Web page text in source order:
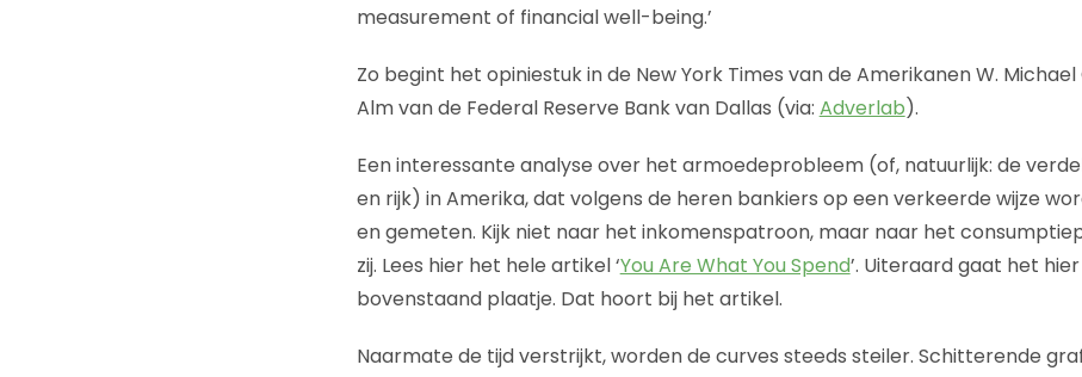
measurement of financial well-being.’
Zo begint het opiniestuk in de New York Times van de Amerikanen W. Michael
Alm van de Federal Reserve Bank van Dallas (via: Adverlab).
Een interessante analyse over het armoedeprobleem (of, natuurlijk: de
en rijk) in Amerika, dat volgens de heren bankiers op een verkeerde wijze
en gemeten. Kijk niet naar het inkomenspatroon, maar naar het
zij. Lees hier het hele artikel ‘You Are What You Spend’. Uiteraard gaat het
bovenstaand plaatje. Dat hoort bij het artikel.
Naarmate de tijd verstrijkt, worden de curves steeds steiler. Schitterende